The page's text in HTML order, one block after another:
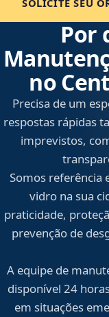
SOLICITE SEU
Por
no
Precisa de um
respostas rápidas
imprevistos,
Somos referência
vidro na sua
praticidade,
prevenção de
A equipe de
disponível 24
em situações